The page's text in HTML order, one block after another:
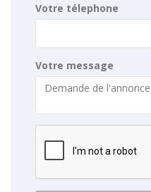
Votre télephone
Votre message